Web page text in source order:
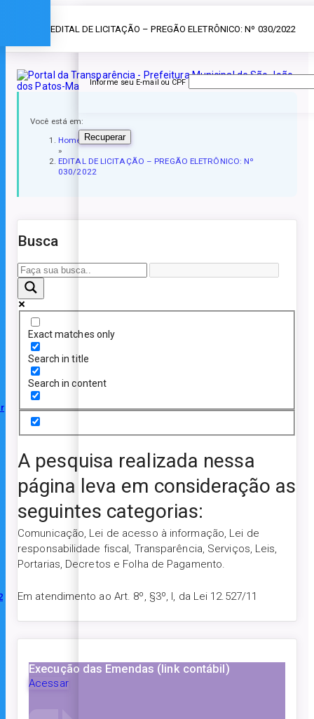
» EDITAL DE LICITAÇÃO – PREGÃO ELETRÔNICO: Nº 030/2022
Você está em:
Home
»
EDITAL DE LICITAÇÃO – PREGÃO ELETRÔNICO: Nº
030/2022
Busca
Exact matches only
Search in title
Search in content
A pesquisa realizada nessa
página leva em consideração as
seguintes categorias:
Comunicação, Lei de acesso à informação, Lei de
responsabilidade fiscal, Transparência, Serviços, Leis,
Portarias, Decretos e Folha de Pagamento.
Em atendimento ao Art. 8º, §3º, I, da Lei 12.527/11
Execução das Emendas (link contábil)
Acessar
Informe seu E-mail ou CPF
Recuperar